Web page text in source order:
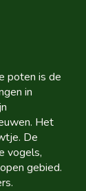
poten is de
in
Het
De
vogels,
gebied.